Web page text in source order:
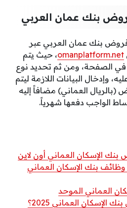
بنك عمان العربي
بنك عمان العربي عبر
omanplatform.net، حيث يتم
في الصفحة، ومن ثم تحديد نوع
وإدخال البيانات اللازمة ليتم
(بالريال العماني) مضافاً إليه
الواجب دفعها شهرياً.
الإسكان العماني أون لاين
بنك الإسكان العماني
العماني الموحد
الإسكان العماني 2025؟